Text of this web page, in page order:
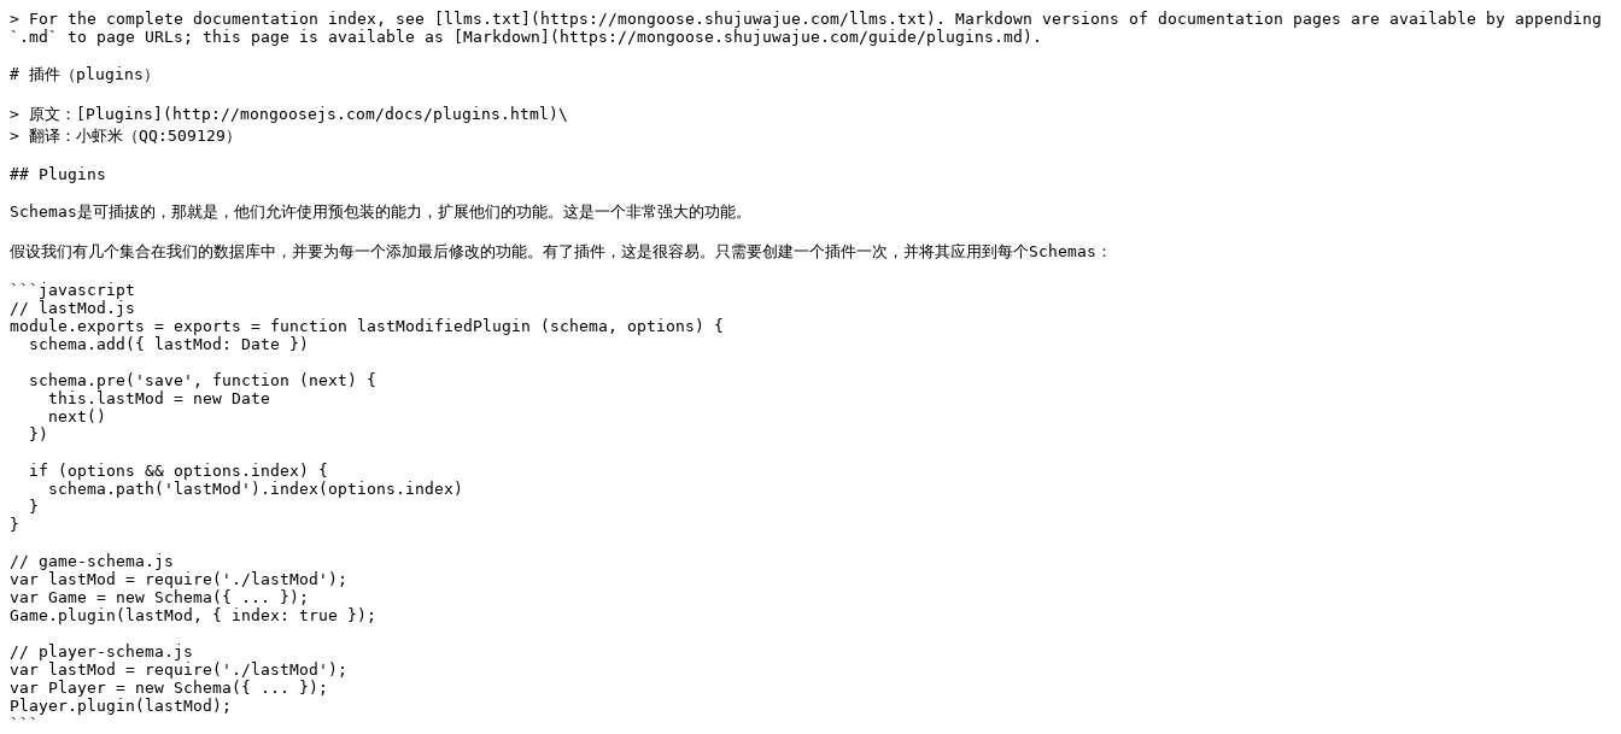
> For the complete documentation index, see [llms.txt](https://mongoose.shujuwajue.com/llms.txt). Markdown versions of documentation pages are available by appending
`.md` to page URLs; this page is available as [Markdown](https://mongoose.shujuwajue.com/guide/plugins.md).
# 插件（plugins）
> 原文：[Plugins](http://mongoosejs.com/docs/plugins.html)\
> 翻译：小虾米（QQ:509129）
## Plugins
Schemas是可插拔的，那就是，他们允许使用预包装的能力，扩展他们的功能。这是一个非常强大的功能。
假设我们有几个集合在我们的数据库中，并要为每一个添加最后修改的功能。有了插件，这是很容易。只需要创建一个插件一次，并将其应用到每个Schemas：
```javascript
// lastMod.js
module.exports = exports = function lastModifiedPlugin (schema, options) {
}
// game-schema.js
var lastMod = require('./lastMod');
var Game = new Schema({ ... });
Game.plugin(lastMod, { index: true });
// player-schema.js
var lastMod = require('./lastMod');
var Player = new Schema({ ... });
Player.plugin(lastMod);
```